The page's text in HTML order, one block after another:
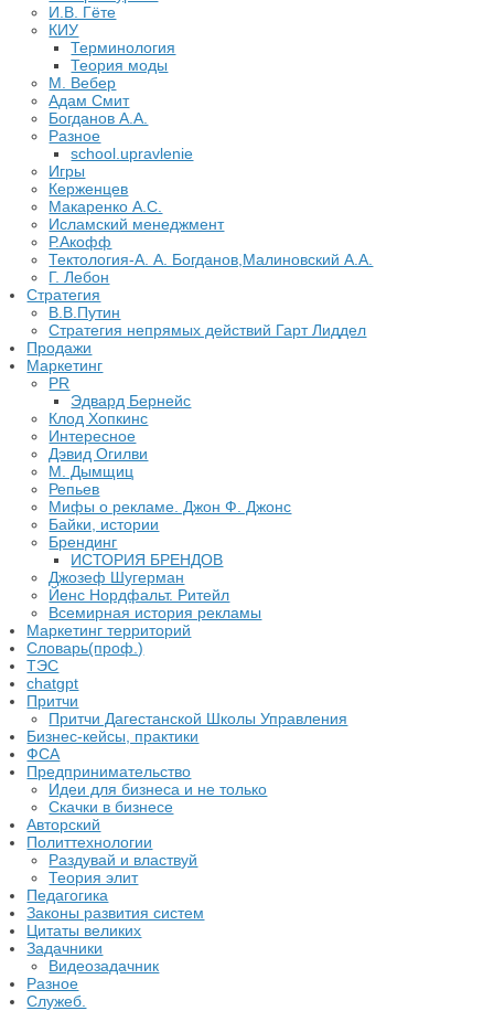
И.В. Гёте
КИУ
Терминология
Теория моды
М. Вебер
Адам Смит
Богданов А.А.
Разное
school.upravlenie
Игры
Керженцев
Макаренко А.С.
Исламский менеджмент
Р.Акофф
Тектология-А. А. Богданов,Малиновский А.А.
​Г. Лебон
Стратегия
В.В.Путин
​Стратегия непрямых действий Гарт Лиддел
Продажи
Маркетинг
PR
Эдвард Бернейс
Клод Хопкинс
Интересное
Дэвид Огилви
М. Дымщиц
Репьев
Мифы о рекламе. Джон Ф. Джонс
Байки, истории
Брендинг
ИСТОРИЯ БРЕНДОВ
Джозеф Шугерман
​Йенс Нордфальт. Ритейл
Всемирная история рекламы
Маркетинг территорий
Словарь(проф.)
ТЭС
chatgpt
Притчи
Притчи Дагестанской Школы Управления
Бизнес-кейсы, практики
ФСА
Предпринимательство
Идеи для бизнеса и не только
Скачки в бизнесе
Авторский
Политтехнологии
Раздувай и властвуй
Теория элит
​Педагогика
Законы развития систем
Цитаты великих
Задачники
Видеозадачник
Разное
Служеб.